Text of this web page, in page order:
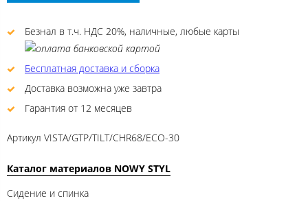
Безнал в т.ч. НДС 20%, наличные, любые карты
Бесплатная доставка и сборка
Доставка возможна уже завтра
Гарантия от 12 месяцев
Артикул VISTA/GTP/TILT/CHR68/ECO-30
Каталог материалов NOWY STYL
Сидение и спинка